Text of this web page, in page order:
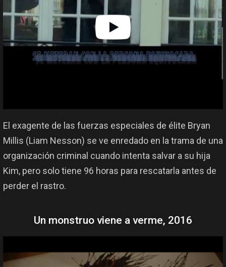
El exagente de las fuerzas especiales de élite Bryan
Millis (Liam Nesson) se ve enredado en la trama de una
organización criminal cuando intenta salvar a su hija
Kim, pero solo tiene 96 horas para rescatarla antes de
perder el rastro.
Un monstruo viene a verme, 2016